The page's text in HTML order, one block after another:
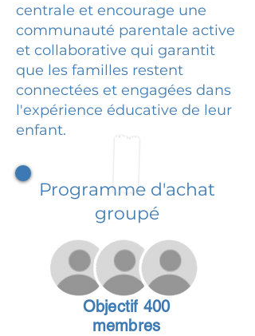
centrale et encourage une
communauté parentale active
et collaborative qui garantit
que les familles restent
connectées et engagées dans
l'expérience éducative de leur
enfant.
Programme d'achat
groupé
Objectif 400
membres